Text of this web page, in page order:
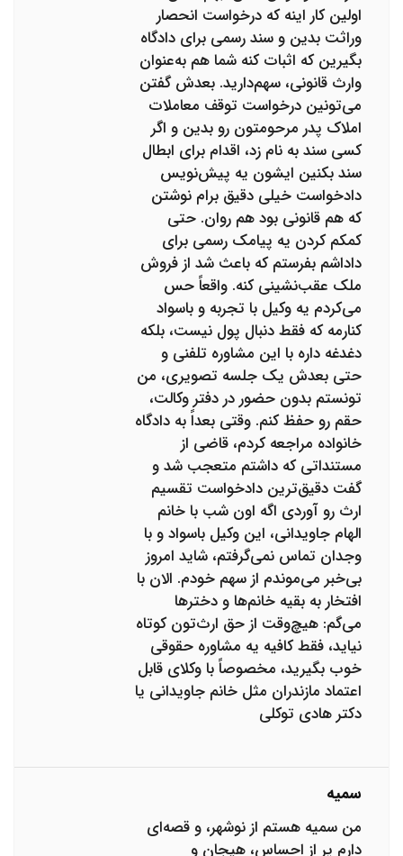
اولین کار اینه که درخواست انحصار
وراثت بدین و سند رسمی برای دادگاه
بگیرین که اثبات کنه شما هم به‌عنوان
وارث قانونی، سهم‌دارید. بعدش گفتن
می‌تونین درخواست توقف معاملات
املاک پدر مرحومتون رو بدین و اگر
کسی سند به نام زد، اقدام برای ابطال
سند بکنین ایشون یه پیش‌نویس
دادخواست خیلی دقیق برام نوشتن
که هم قانونی بود هم روان. حتی
کمکم کردن یه پیامک رسمی برای
داداشم بفرستم که باعث شد از فروش
ملک عقب‌نشینی کنه. واقعاً حس
می‌کردم یه وکیل با تجربه و باسواد
کنارمه که فقط دنبال پول نیست، بلکه
دغدغه داره با این مشاوره تلفنی و
حتی بعدش یک جلسه تصویری، من
تونستم بدون حضور در دفتر وکالت،
حقم رو حفظ کنم. وقتی بعداً به دادگاه
خانواده مراجعه کردم، قاضی از
مستنداتی که داشتم متعجب شد و
گفت دقیق‌ترین دادخواست تقسیم
ارث رو آوردی اگه اون شب با خانم
الهام جاویدانی، این وکیل باسواد و با
وجدان تماس نمی‌گرفتم، شاید امروز
بی‌خبر می‌موندم از سهم خودم. الان با
افتخار به بقیه خانم‌ها و دخترها
می‌گم: هیچ‌وقت از حق ارث‌تون کوتاه
نیاید، فقط کافیه یه مشاوره حقوقی
خوب بگیرید، مخصوصاً با وکلای قابل
اعتماد مازندران مثل خانم جاویدانی یا
دکتر هادی توکلی
سمیه
من سمیه هستم از نوشهر، و قصه‌ای
دارم پر از احساس، هیجان و